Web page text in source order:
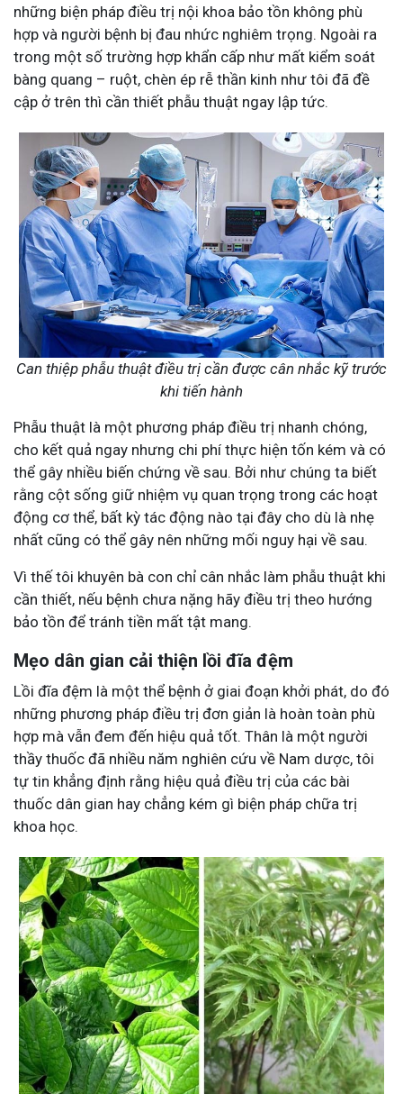
những biện pháp điều trị nội khoa bảo tồn không phù
hợp và người bệnh bị đau nhức nghiêm trọng. Ngoài ra
trong một số trường hợp khẩn cấp như mất kiểm soát
bàng quang – ruột, chèn ép rễ thần kinh như tôi đã đề
cập ở trên thì cần thiết phẫu thuật ngay lập tức.
Can thiệp phẫu thuật điều trị cần được cân nhắc kỹ trước
khi tiến hành
Phẫu thuật là một phương pháp điều trị nhanh chóng,
cho kết quả ngay nhưng chi phí thực hiện tốn kém và có
thể gây nhiều biến chứng về sau. Bởi như chúng ta biết
rằng cột sống giữ nhiệm vụ quan trọng trong các hoạt
động cơ thể, bất kỳ tác động nào tại đây cho dù là nhẹ
nhất cũng có thể gây nên những mối nguy hại về sau.
Vì thế tôi khuyên bà con chỉ cân nhắc làm phẫu thuật khi
cần thiết, nếu bệnh chưa nặng hãy điều trị theo hướng
bảo tồn để tránh tiền mất tật mang.
Mẹo dân gian cải thiện lồi đĩa đệm
Lồi đĩa đệm là một thể bệnh ở giai đoạn khởi phát, do đó
những phương pháp điều trị đơn giản là hoàn toàn phù
hợp mà vẫn đem đến hiệu quả tốt. Thân là một người
thầy thuốc đã nhiều năm nghiên cứu về Nam dược, tôi
tự tin khẳng định rằng hiệu quả điều trị của các bài
thuốc dân gian hay chẳng kém gì biện pháp chữa trị
khoa học.